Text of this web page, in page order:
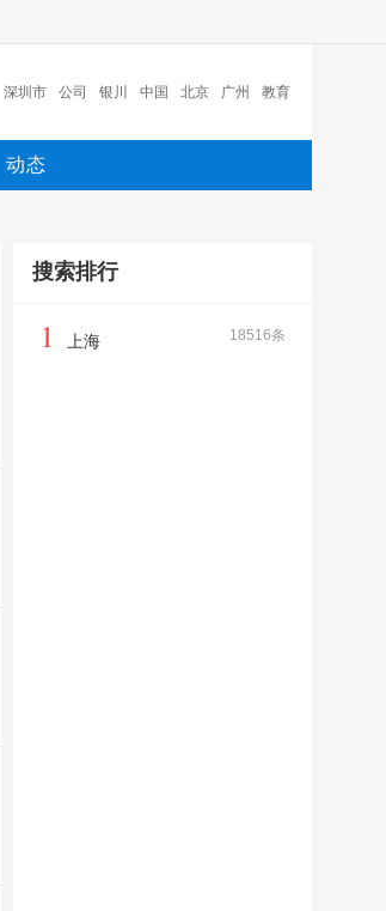
深圳市 公司 银川 中国 北京 广州 教育
广州市
动态
搜索排行
18516条
1 上海